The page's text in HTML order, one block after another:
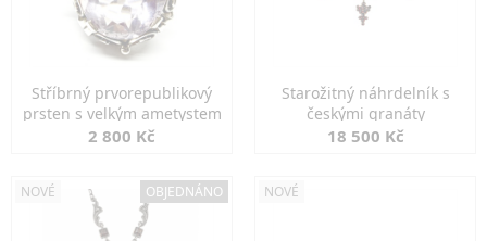
Stříbrný prvorepublikový
prsten s velkým ametystem
2 800 Kč
Starožitný náhrdelník s
českými granáty
18 500 Kč
NOVÉ OBJEDNÁNO NOVÉ